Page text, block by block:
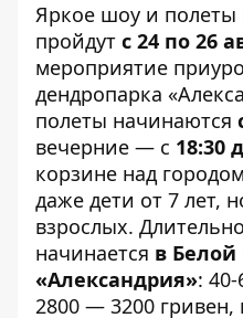
Яркое шоу и
пройдут с 24 по 26
мероприятие
дендропарка
полеты начинаются
вечерние — с 18:30
корзине над
даже дети от 7 лет,
взрослых.
начинается в Белой
«Александрия»:
2800 — 3200 гривен,